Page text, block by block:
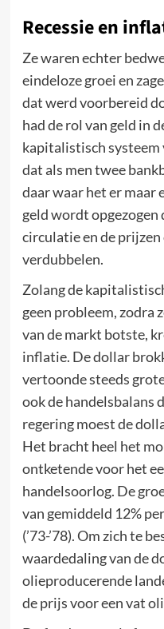
Recessie en
Ze waren echter
eindeloze groei en
dat werd voorbereid
had de rol van geld in
kapitalistisch
dat als men twee
daar waar het er maar
geld wordt opgezogen
circulatie en de
verdubbelen.
Zolang de
geen probleem, zodra
van de markt botste,
inflatie. De dollar
vertoonde steeds
ook de handelsbalans
regering moest de
Het bracht heel het
ontketende voor het
handelsoorlog. De
van gemiddeld 12%
(’73-’78). Om zich te
waardedaling van de
olieproducerende
de prijs voor een vat